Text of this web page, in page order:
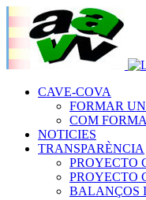
CAVE-COVA
FORMAR
COM
NOTICIES
TRANSPARÈNCIA
PROYECTO
PROYECTO
BALANÇOS